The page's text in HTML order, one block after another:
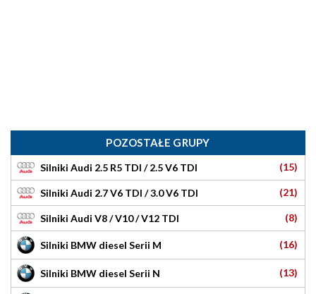
POZOSTAŁE GRUPY
Silniki Audi 2.5 R5 TDI / 2.5 V6 TDI (15)
Silniki Audi 2.7 V6 TDI / 3.0 V6 TDI (21)
Silniki Audi V8 / V10 / V12 TDI (8)
Silniki BMW diesel Serii M (16)
Silniki BMW diesel Serii N (13)